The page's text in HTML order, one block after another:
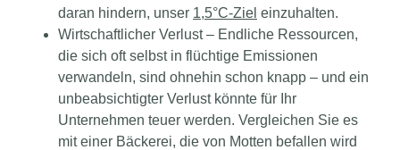
daran hindern, unser 1,5°C-Ziel einzuhalten.
Wirtschaftlicher Verlust – Endliche Ressourcen,
die sich oft selbst in flüchtige Emissionen
verwandeln, sind ohnehin schon knapp – und ein
unbeabsichtigter Verlust könnte für Ihr
Unternehmen teuer werden. Vergleichen Sie es
mit einer Bäckerei, die von Motten befallen wird